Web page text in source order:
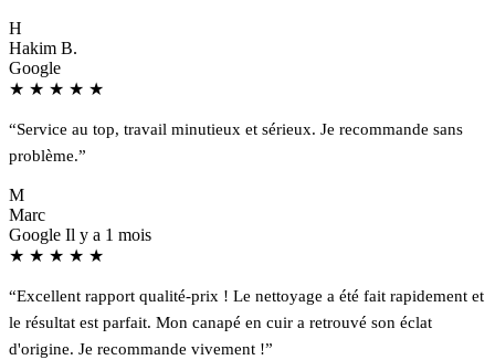
H
Hakim B.
Google
★ ★ ★ ★ ★
“Service au top, travail minutieux et sérieux. Je recommande sans
problème.”
M
Marc
Google Il y a 1 mois
★ ★ ★ ★ ★
“Excellent rapport qualité-prix ! Le nettoyage a été fait rapidement et
le résultat est parfait. Mon canapé en cuir a retrouvé son éclat
d'origine. Je recommande vivement !”